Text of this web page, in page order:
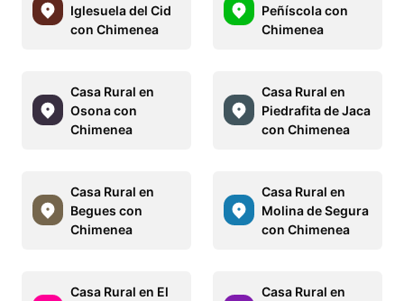
Iglesuela del Cid
con Chimenea
Peñíscola con
Chimenea
Casa Rural en
Osona con
Chimenea
Casa Rural en
Piedrafita de Jaca
con Chimenea
Casa Rural en
Begues con
Chimenea
Casa Rural en
Molina de Segura
con Chimenea
Casa Rural en El
Casa Rural en